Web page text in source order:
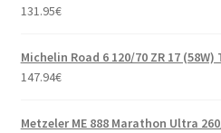
131.95€
Michelin Road 6 120/70 ZR 17
147.94€
Metzeler ME 888 Marathon Ultra